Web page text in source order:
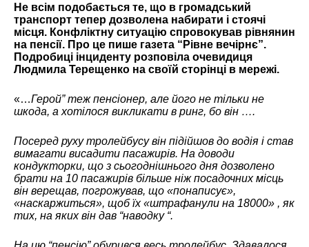
Не всім подобається те, що в громадський
транспорт тепер дозволена набирати і стоячі
місця. Конфліктну ситуацію спровокував рівнянин
на пенсії. Про це пише газета “Рівне вечірнє”.
Подробиці інциденту розповіла очевидиця
Людмила Терещенко на своїй сторінці в мережі.
«…Герой” теж пенсіонер, але його не тільки не
шкода, а хотілося викликати в ринг, бо він ….
Посеред руху тролейбусу він підійшов до водія і став
вимагати висадити пасажирів. На доводи
кондукторки, що з сьогоднішнього дня дозволено
брати на 10 пасажирів більше ніж посадочних місць
він верещав, погрожував, що «понаписує»,
«наскаржиться», щоб їх «штрафанули на 18000» , як
тих, на яких він дав “наводку “.